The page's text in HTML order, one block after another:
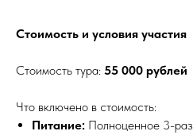
Стоимость и условия участия
Стоимость тура: 55 000 рублей
Что включено в стоимость:
Питание: Полноценное 3-